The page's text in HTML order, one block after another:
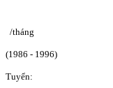
/tháng
(1986 - 1996)
Tuyển: